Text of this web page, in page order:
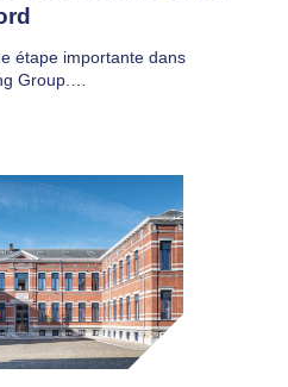
étape importante dans
Group.…